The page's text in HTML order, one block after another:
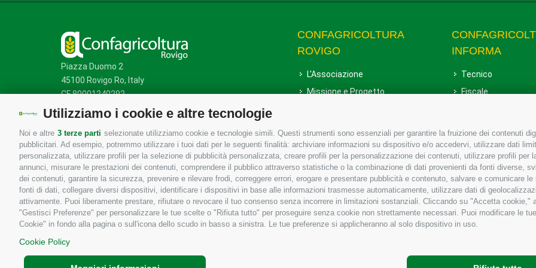
Utilizziamo i cookie e altre tecnologie
Noi e altre 3 terze parti selezionate utilizziamo cookie e tecnologie simili. Questi strumenti sono essenziali per garantire la fruizione dei contenuti
pubblicitari. Ad esempio, potremmo utilizzare i tuoi dati per le seguenti finalità: archiviare informazioni su dispositivo e/o accedervi, utilizzare dati
personalizzata, utilizzare profili per la selezione di pubblicità personalizzata, creare profili per la personalizzazione dei contenuti, utilizzare profili
annunci, misurare le prestazioni dei contenuti, comprendere il pubblico attraverso statistiche o la combinazione di dati provenienti da fonti diverse,
dei contenuti, garantire la sicurezza, prevenire e rilevare frodi, correggere errori, erogare e presentare pubblicità e contenuto, salvare e comunicare
fonti di dati, collegare diversi dispositivi, identificare i dispositivi in base alle informazioni trasmesse automaticamente, utilizzare dati di
attivamente. Puoi liberamente prestare, rifiutare o revocare il tuo consenso senza incorrere in limitazioni sostanziali. Cliccando su "Accetta
"Gestisci Preferenze" per personalizzare le tue scelte o "Rifiuta tutto" per proseguire senza cookie non strettamente necessari. Puoi modificare le
Cookie" in fondo alla pagina o sull'icona dello scudo in basso a sinistra. Le tue preferenze si applicheranno al solo dispositivo in uso.
Cookie Policy
Piazza Duomo 2
45100 Rovigo Ro, Italy
CF 80001240292
Mappa del sito/Privacy Policy /Cookie Policy
CONFAGRICOLTURA
ROVIGO
L'Associazione
Missione e Progetto
Uffici della Sede provinciale
Le Sedi di Zona
Agricoltori S.r.l.
Whistleblowing Confagricoltura
Rovigo e Agricoltori srl
INFORMA
Tecnico
Fiscale
Associazione